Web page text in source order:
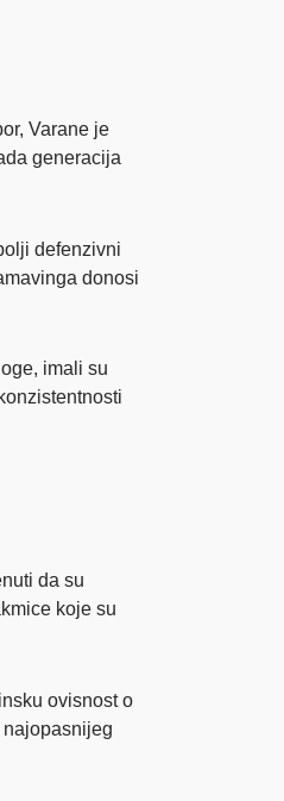
Varane je
generacija
defenzivni
donosi
imali su
da su
koje su
ovisnost o
najopasnijeg